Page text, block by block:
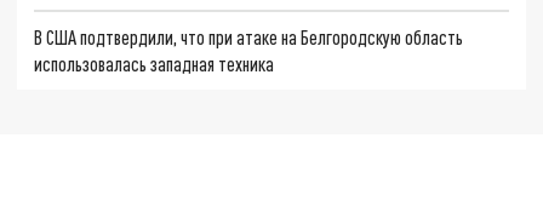
В США подтвердили, что при атаке на Белгородскую область
использовалась западная техника